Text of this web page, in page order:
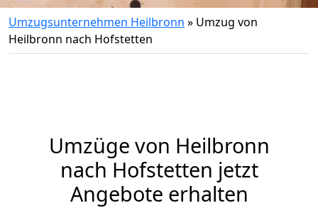
Umzugsunternehmen Heilbronn » Umzug von
Heilbronn nach Hofstetten
Umzüge von Heilbronn
nach Hofstetten jetzt
Angebote erhalten